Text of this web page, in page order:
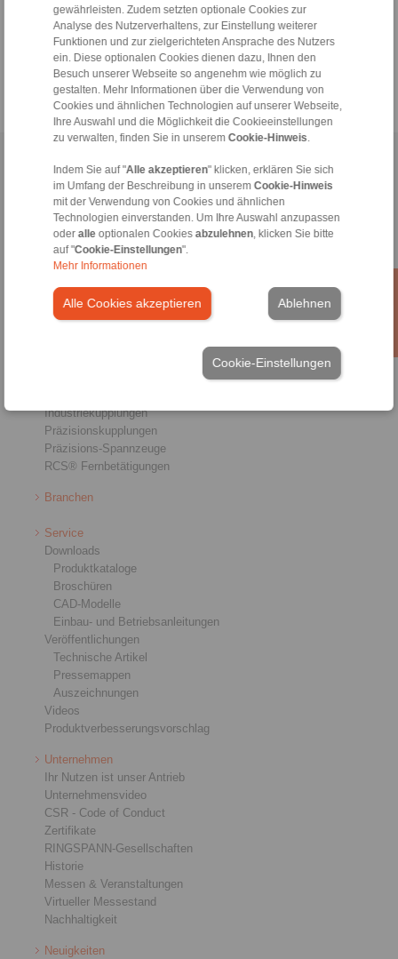
gewährleisten. Zudem setzten optionale Cookies zur
Analyse des Nutzerverhaltens, zur Einstellung weiterer
Funktionen und zur zielgerichteten Ansprache des Nutzers
ein. Diese optionalen Cookies dienen dazu, Ihnen den
Besuch unserer Webseite so angenehm wie möglich zu
gestalten. Mehr Informationen über die Verwendung von
Cookies und ähnlichen Technologien auf unserer Webseite,
Ihre Auswahl und die Möglichkeit die Cookieeinstellungen
zu verwalten, finden Sie in unserem Cookie-Hinweis
Indem Sie auf "Alle akzeptieren" klicken, erklären Sie sich
im Umfang der Beschreibung in unserem Cookie-Hinweis
mit der Verwendung von Cookies und ähnlichen
Technologien einverstanden. Um Ihre Auswahl anzupassen
oder alleoptionalen Cookies abzulehnen, klicken Sie bitte
auf "Cookie-Einstellungen".
Mehr Informationen
Alle Cookies akzeptieren Ablehnen
Cookie-Einstellungen
Konfigurator
Home Kontaktformular Impressum | Datenschutzerklärung
Allgemeine Verkaufsbedingungen|Hinweisgeberplattform|
Produkte
Übersicht
Industriekupplungen
Präzisionskupplungen
Präzisions-Spannzeuge
RCS® Fernbetätigungen
Branchen
Service
Downloads
Produktkataloge
Broschüren
CAD-Modelle
Einbau- und Betriebsanleitungen
Veröffentlichungen
Technische Artikel
Pressemappen
Auszeichnungen
Videos
Produktverbesserungsvorschlag
Unternehmen
Ihr Nutzen ist unser Antrieb
Unternehmensvideo
CSR - Code of Conduct
Zertifikate
RINGSPANN-Gesellschaften
Historie
Messen & Veranstaltungen
Virtueller Messestand
Nachhaltigkeit
Neuigkeiten